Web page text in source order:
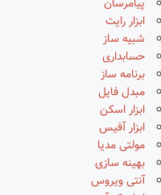
پیامرسان
ابزار رایت
شبیه ساز
حسابداری
برنامه ساز
مبدل فایل
ابزار اسکن
ابزار آفیس
مولتی مدیا
بهینه سازی
آنتی ویروس